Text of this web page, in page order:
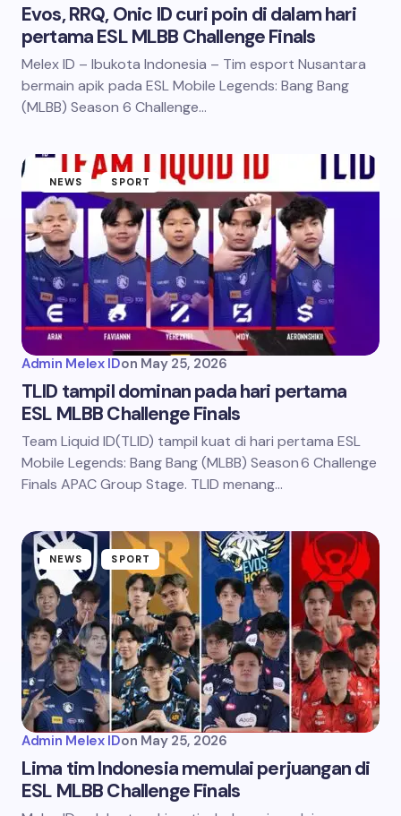
Evos, RRQ, Onic ID curi poin di dalam hari
pertama ESL MLBB Challenge Finals
Melex ID – Ibukota Indonesia – Tim esport Nusantara
bermain apik pada ESL Mobile Legends: Bang Bang
(MLBB) Season 6 Challenge…
NEWS SPORT
Admin Melex IDon May 25, 2026
TLID tampil dominan pada hari pertama
ESL MLBB Challenge Finals
Team Liquid ID(TLID) tampil kuat di hari pertama ESL
Mobile Legends: Bang Bang (MLBB) Season 6 Challenge
Finals APAC Group Stage. TLID menang…
NEWS SPORT
Admin Melex IDon May 25, 2026
Lima tim Indonesia memulai perjuangan di
ESL MLBB Challenge Finals